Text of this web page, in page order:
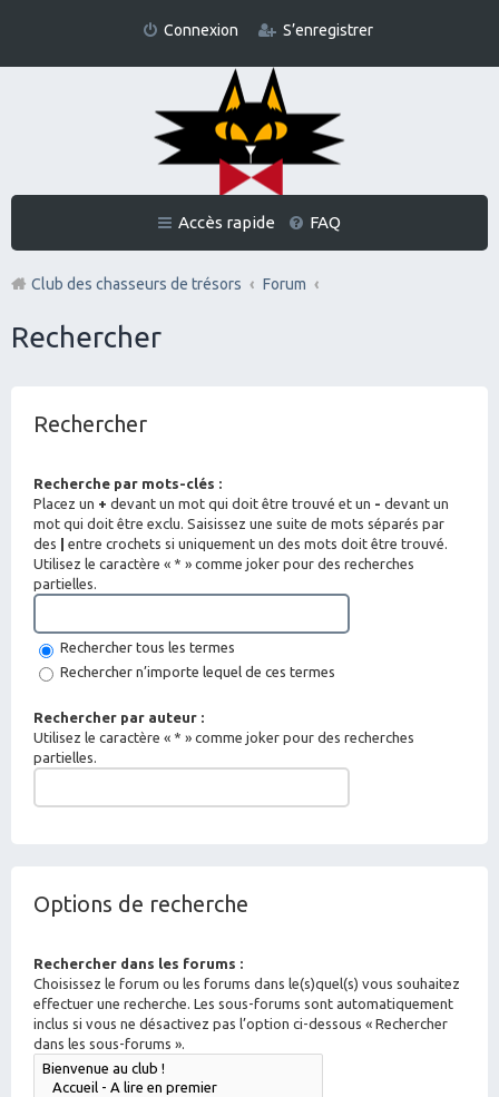
Connexion S’enregistrer
Accès rapide FAQ
Club des chasseurs de trésors Forum
Rechercher
Rechercher
Recherche par mots-clés :
Placez un + devant un mot qui doit être trouvé et un - devant un
mot qui doit être exclu. Saisissez une suite de mots séparés par
des
entre crochets si uniquement un des mots doit être trouvé.
Utilisez le caractère « * » comme joker pour des recherches
partielles.
Rechercher tous les termes
Rechercher n’importe lequel de ces termes
Rechercher par auteur :
Utilisez le caractère « * » comme joker pour des recherches
partielles.
Options de recherche
Rechercher dans les forums :
Choisissez le forum ou les forums dans le(s)quel(s) vous souhaitez
effectuer une recherche. Les sous-forums sont automatiquement
inclus si vous ne désactivez pas l’option ci-dessous « Rechercher
dans les sous-forums ».